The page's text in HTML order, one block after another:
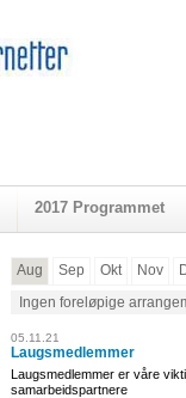
2017 Programmet
Aug Sep Okt Nov
Ingen foreløpige
05.11.21
Laugsmedlemmer
Laugsmedlemmer er våre
samarbeidspartnere